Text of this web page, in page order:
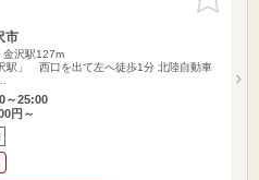
りに追加
市
金沢駅127m
駅」 西口を出て左へ徒歩1分 北陸自動車
～25:00
円～